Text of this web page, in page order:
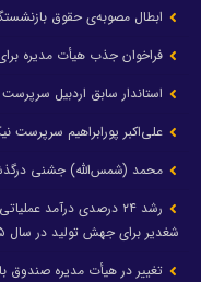
ابطال مصوبه‌ی حقوق
فراخوان جذب هیأت مدیره برای
استاندار سابق اردبیل
علی‌اکبر پورابراهیم سرپرست
محمد (شمس‌الله) جشنی
شغدیر برای جهش تولید در سال ۱۴۰۵ آماده شد
تغییر در هیأت مدیره صندوق